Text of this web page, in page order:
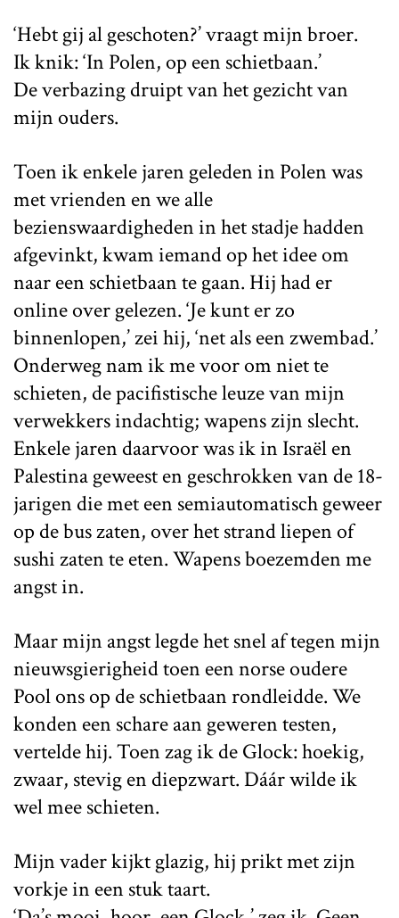
‘Hebt gij al geschoten?’ vraagt mijn broer.
Ik knik: ‘In Polen, op een schietbaan.’
De verbazing druipt van het gezicht van
mijn ouders.
Toen ik enkele jaren geleden in Polen was
met vrienden en we alle
bezienswaardigheden in het stadje hadden
afgevinkt, kwam iemand op het idee om
naar een schietbaan te gaan. Hij had er
online over gelezen. ‘Je kunt er zo
binnenlopen,’ zei hij, ‘net als een zwembad.’
Onderweg nam ik me voor om niet te
schieten, de pacifistische leuze van mijn
verwekkers indachtig; wapens zijn slecht.
Enkele jaren daarvoor was ik in Israël en
Palestina geweest en geschrokken van de 18-
jarigen die met een semiautomatisch geweer
op de bus zaten, over het strand liepen of
sushi zaten te eten. Wapens boezemden me
angst in.
Maar mijn angst legde het snel af tegen mijn
nieuwsgierigheid toen een norse oudere
Pool ons op de schietbaan rondleidde. We
konden een schare aan geweren testen,
vertelde hij. Toen zag ik de Glock: hoekig,
zwaar, stevig en diepzwart. Dáár wilde ik
wel mee schieten.
Mijn vader kijkt glazig, hij prikt met zijn
vorkje in een stuk taart.